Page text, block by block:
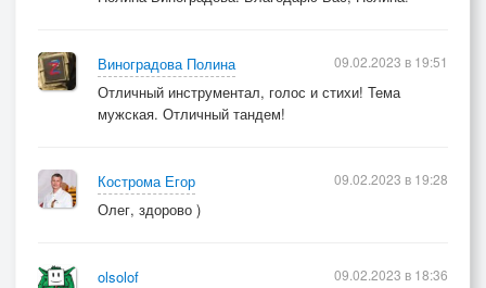
Виноградова Полина
Отличный инструментал, голос и стихи! Тема
мужская. Отличный тандем!
09.02.2023 в 19:51
Кострома Егор
Олег, здорово )
09.02.2023 в 19:28
olsolof
09.02.2023 в 18:36